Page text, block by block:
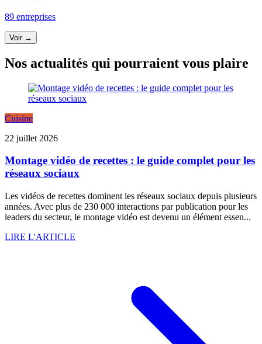
89 entreprises
Voir →
Nos actualités qui pourraient vous plaire
Cuisine
22 juillet 2026
Montage vidéo de recettes : le guide complet pour les
réseaux sociaux
Les vidéos de recettes dominent les réseaux sociaux depuis plusieurs
années. Avec plus de 230 000 interactions par publication pour les
leaders du secteur, le montage vidéo est devenu un élément essen...
LIRE L'ARTICLE